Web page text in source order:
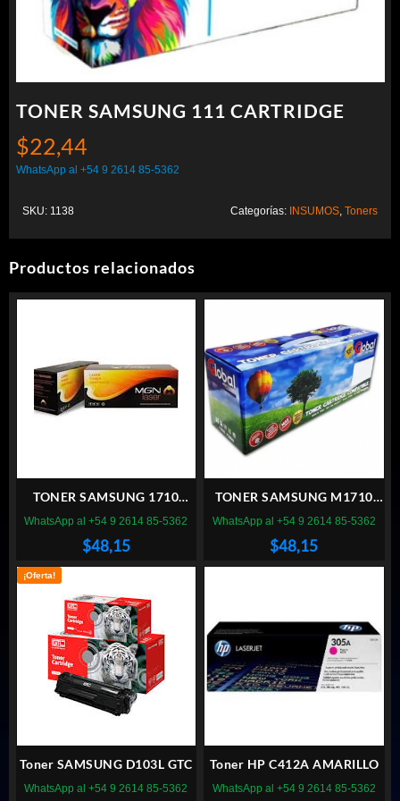
TONER SAMSUNG 111 CARTRIDGE
$22,44
WhatsApp al +54 9 2614 85-5362
SKU: 1138 Categorías: INSUMOS, Toners
Productos relacionados
TONER SAMSUNG 1710
MAGNA
$48,15
WhatsApp al +54 9 2614 85-5362
TONER SAMSUNG M1710
ALTERNATIVO
$48,15
WhatsApp al +54 9 2614 85-5362
¡Oferta!
Toner SAMSUNG D103L GTC
WhatsApp al +54 9 2614 85-5362
Toner HP C412A AMARILLO
WhatsApp al +54 9 2614 85-5362